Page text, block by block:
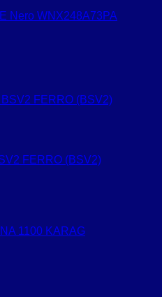
Nero WNX248A73PA
FERRO (BSV2)